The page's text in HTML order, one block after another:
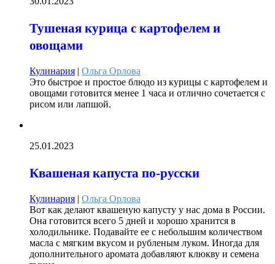
Тушеная курица с картофелем и
овощами
Кулинария | Ольга Орлова
Это быстрое и простое блюдо из курицы с картофелем и
овощами готовится менее 1 часа и отлично сочетается с
рисом или лапшой.
25.01.2023
Квашеная капуста по-русски
Кулинария | Ольга Орлова
Вот как делают квашеную капусту у нас дома в России.
Она готовится всего 5 дней и хорошо хранится в
холодильнике. Подавайте ее с небольшим количеством
масла с мягким вкусом и рубленым луком. Иногда для
дополнительного аромата добавляют клюкву и семена